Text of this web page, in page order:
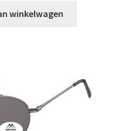
was:
is:
winkelwagen